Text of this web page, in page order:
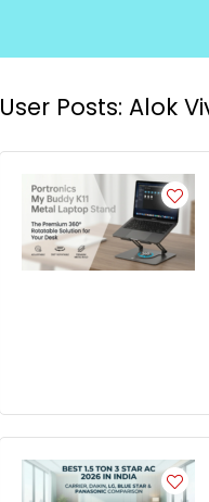
User Posts: Alok